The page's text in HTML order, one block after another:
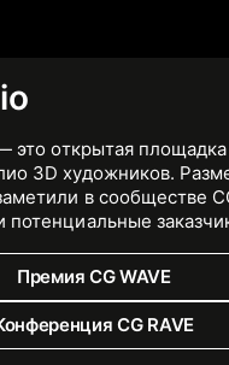
это открытая
3D художников.
в сообществе
потенциальные
Премия CG WAVE
CG RAVE